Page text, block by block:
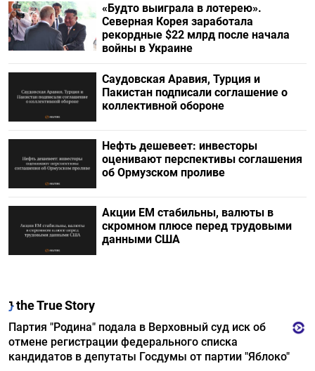
«Будто выиграла в лотерею».
Северная Корея заработала
рекордные $22 млрд после начала
войны в Украине
Саудовская Аравия, Турция и
Пакистан подписали соглашение о
коллективной обороне
Нефть дешевеет: инвесторы
оценивают перспективы соглашения
об Ормузском проливе
Акции ЕМ стабильны, валюты в
скромном плюсе перед трудовыми
данными США